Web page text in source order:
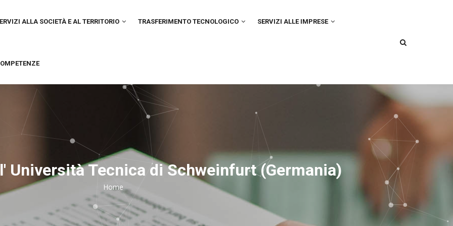
ALLA SOCIETÀ E AL TERRITORIO TRASFERIMENTO TECNOLOGICO SERVIZI ALLE IMPRESE
Università Tecnica di Schweinfurt (Germania)
Breadcrumb
Home